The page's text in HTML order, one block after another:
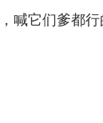
喊它们爹都行